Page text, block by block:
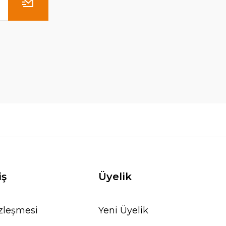
Üyelik
Yeni Üyelik